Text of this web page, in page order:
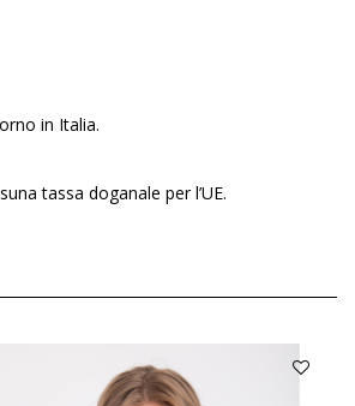
in Italia.
tassa doganale per l’UE.